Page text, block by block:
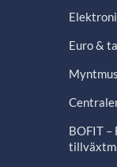
Euro &
BOFIT